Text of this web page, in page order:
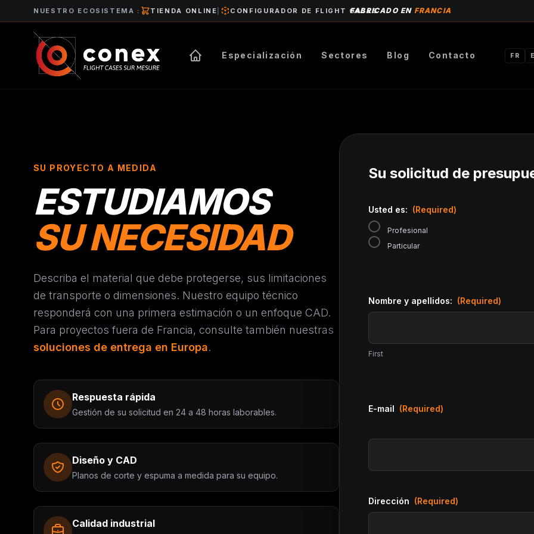
NUESTRO ECOSISTEMA : TIENDA ONLINE CONFIGURADOR DE FLIGHT CASESFABRICADO EN FRANCIA
Especialización Sectores Blog Contacto FR
SU PROYECTO A MEDIDA
ESTUDIAMOS
SU NECESIDAD
Describa el material que debe protegerse, sus limitaciones
de transporte o dimensiones. Nuestro equipo técnico
responderá con una primera estimación o un enfoque CAD.
Para proyectos fuera de Francia, consulte también nuestras
soluciones de entrega en Europa.
Respuesta rápida
Gestión de su solicitud en 24 a 48 horas laborables.
Diseño y CAD
Planos de corte y espuma a medida para su equipo.
Calidad industrial
Su solicitud de
Usted es: (Required)
Profesional
Particular
Nombre y apellidos: (Required)
First
E-mail (Required)
Dirección (Required)